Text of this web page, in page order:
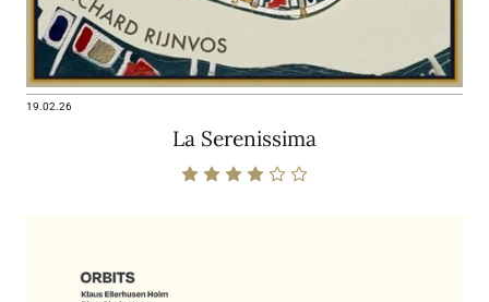
19.02.26
La Serenissima